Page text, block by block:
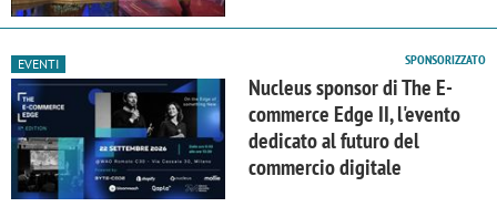
EVENTI SPONSORIZZATO
Nucleus sponsor di The E-
commerce Edge II, l'evento
dedicato al futuro del
commercio digitale